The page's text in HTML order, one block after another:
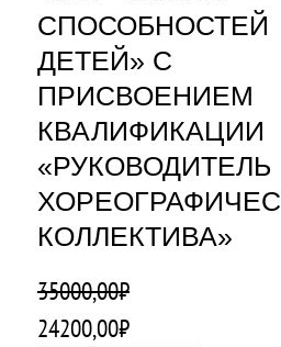
СПОСОБНОСТЕЙ
ДЕТЕЙ» С
ПРИСВОЕНИЕМ
КВАЛИФИКАЦИИ
«РУКОВОДИТЕЛЬ
КОЛЛЕКТИВА»
35000,00₽
П
24200,00₽Т